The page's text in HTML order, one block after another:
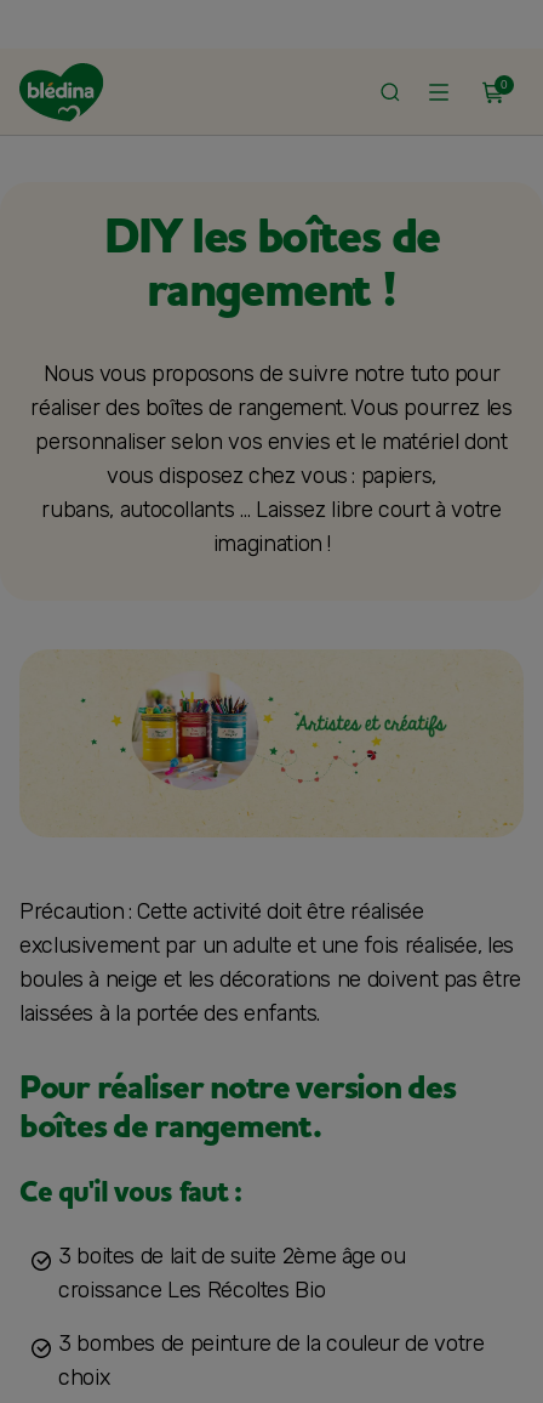
0
ACCUEIL
DIY les boîtes de
rangement !
Nous vous proposons de suivre notre tuto pour
réaliser des boîtes de rangement. Vous pourrez les
personnaliser selon vos envies et le matériel dont
vous disposez chez vous : papiers,
rubans, autocollants … Laissez libre court à votre
imagination !
Précaution : Cette activité doit être réalisée
exclusivement par un adulte et une fois réalisée, les
boules à neige et les décorations ne doivent pas être
laissées à la portée des enfants.
Pour réaliser notre version des
boîtes de rangement.
Ce qu'il vous faut :
3 boites de lait de suite 2ème âge ou
croissance Les Récoltes Bio
3 bombes de peinture de la couleur de votre
choix